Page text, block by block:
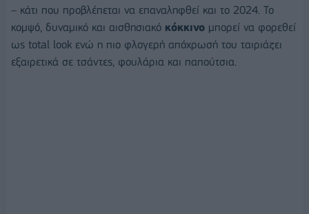
– κάτι που προβλέπεται να επαναληφθεί και το 2024. Το
κομψό, δυναμικό και αισθησιακό κόκκινο μπορεί να φορεθεί
ως total look ενώ η πιο φλογερή απόχρωσή του ταιριάζει
εξαιρετικά σε τσάντες, φουλάρια και παπούτσια.